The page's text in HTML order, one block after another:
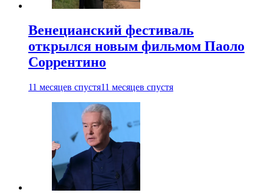
Венецианский фестиваль
открылся новым фильмом Паоло
Соррентино
11 месяцев спустя11 месяцев спустя